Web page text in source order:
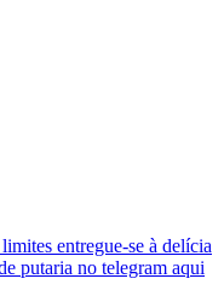
entregue-se à delícia
putaria no telegram aqui